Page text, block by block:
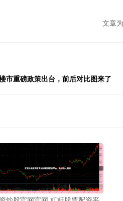
文章
市重磅政策出台，前后对比图来了